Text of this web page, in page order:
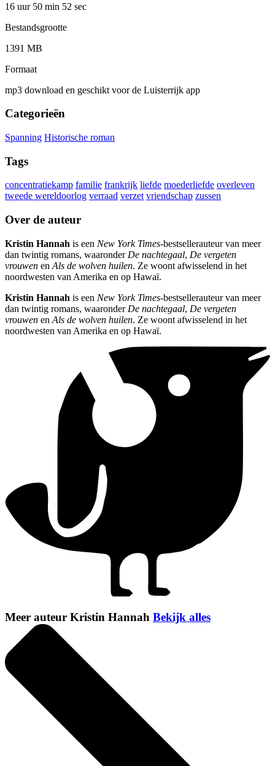
16 uur 50 min 52 sec
Bestandsgrootte
1391 MB
Formaat
mp3 download en geschikt voor de Luisterrijk app
Categorieën
Spanning Historische roman
Tags
concentratiekamp familie frankrijk liefde moederliefde overleven
tweede wereldoorlog verraad verzet vriendschap zussen
Over de auteur
Kristin Hannah is een New York Times-bestsellerauteur van meer
dan twintig romans, waaronder De nachtegaal, De vergeten
vrouwen en Als de wolven huilen. Ze woont afwisselend in het
noordwesten van Amerika en op Hawaï.
Kristin Hannah is een New York Times-bestsellerauteur van meer
dan twintig romans, waaronder De nachtegaal, De vergeten
vrouwen en Als de wolven huilen. Ze woont afwisselend in het
noordwesten van Amerika en op Hawaï.
Meer auteur Kristin Hannah Bekijk alles